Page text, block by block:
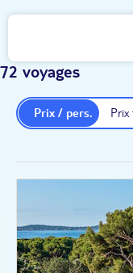
72 voyages
Prix / pers.